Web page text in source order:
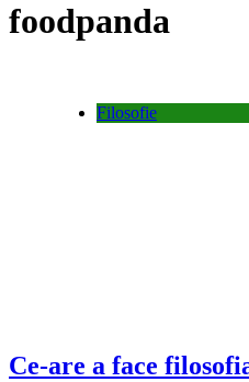
foodpanda
Filosofie
Ce-are a face